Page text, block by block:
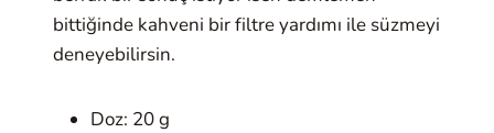
bittiğinde kahveni bir filtre yardımı ile süzmeyi
deneyebilirsin.
Doz: 20 g